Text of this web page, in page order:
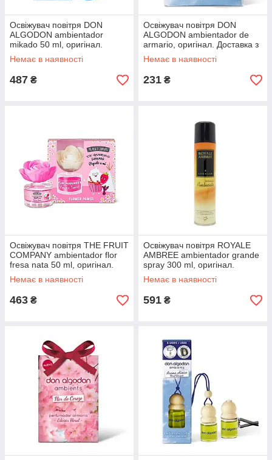
Освіжувач повітря DON
ALGODON ambientador
mikado 50 ml, оригінал.
Доставка з США/ЄС протягом
14 днів
Немає в наявності
487 ₴
Освіжувач повітря DON
ALGODON ambientador de
armario, оригінал. Доставка з
США/ЄС протягом 14 днів
Немає в наявності
231 ₴
Освіжувач повітря THE FRUIT
COMPANY ambientador flor
fresa nata 50 ml, оригінал.
Доставка з США/ЄС протягом
14 днів
Немає в наявності
463 ₴
Освіжувач повітря ROYALE
AMBREE ambientador grande
spray 300 ml, оригінал.
Доставка з США/ЄС протягом
14 днів
Немає в наявності
591 ₴